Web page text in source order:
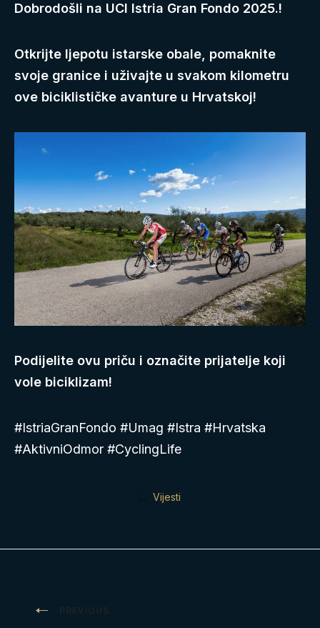
Dobrodošli na UCI Istria Gran Fondo 2025.!
Otkrijte ljepotu istarske obale, pomaknite
svoje granice i uživajte u svakom kilometru
ove biciklističke avanture u Hrvatskoj!
Podijelite ovu priču i označite prijatelje koji
vole biciklizam!
#IstriaGranFondo #Umag #Istra #Hrvatska
#AktivniOdmor #CyclingLife
Vijesti
PostPREVIOUS